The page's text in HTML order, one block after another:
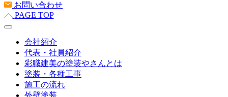
お問い合わせ
PAGE TOP
会社紹介
代表・社員紹介
彩職建美の塗装やさんとは
塗装・各種工事
施工の流れ
外壁塗装